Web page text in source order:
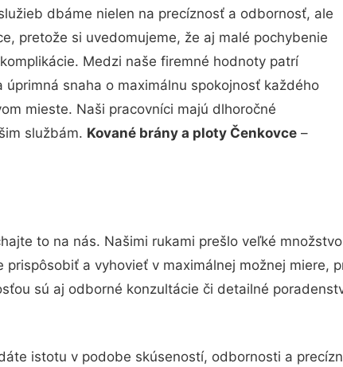
dbáme nielen na precíznosť a odbornosť, ale
pretože si uvedomujeme, že aj malé pochybenie
Medzi naše firemné hodnoty patrí
snaha o maximálnu spokojnosť každého
mieste. Naši pracovníci majú dlhoročné
službám. Kované brány a ploty Čenkovce –
to na nás. Našimi rukami prešlo veľké
prispôsobiť a vyhovieť v maximálnej možnej miere,
sú aj odborné konzultácie či detailné
istotu v podobe skúseností, odbornosti a